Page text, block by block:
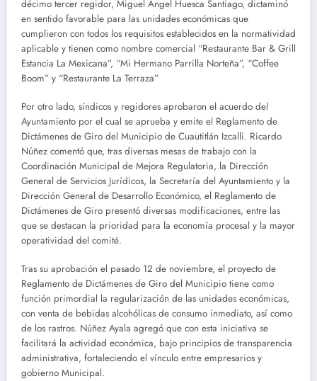
décimo tercer regidor, Miguel Ángel Huesca Santiago, dictaminó
en sentido favorable para las unidades económicas que
cumplieron con todos los requisitos establecidos en la normatividad
aplicable y tienen como nombre comercial “Restaurante Bar & Grill
Estancia La Mexicana”, “Mi Hermano Parrilla Norteña”, “Coffee
Boom” y “Restaurante La Terraza”
Por otro lado, síndicos y regidores aprobaron el acuerdo del
Ayuntamiento por el cual se aprueba y emite el Reglamento de
Dictámenes de Giro del Municipio de Cuautitlán Izcalli. Ricardo
Núñez comentó que, tras diversas mesas de trabajo con la
Coordinación Municipal de Mejora Regulatoria, la Dirección
General de Servicios Jurídicos, la Secretaría del Ayuntamiento y la
Dirección General de Desarrollo Económico, el Reglamento de
Dictámenes de Giro presentó diversas modificaciones, entre las
que se destacan la prioridad para la economía procesal y la mayor
operatividad del comité.
Tras su aprobación el pasado 12 de noviembre, el proyecto de
Reglamento de Dictámenes de Giro del Municipio tiene como
función primordial la regularización de las unidades económicas,
con venta de bebidas alcohólicas de consumo inmediato, así como
de los rastros. Núñez Ayala agregó que con esta iniciativa se
facilitará la actividad económica, bajo principios de transparencia
administrativa, fortaleciendo el vínculo entre empresarios y
gobierno Municipal.